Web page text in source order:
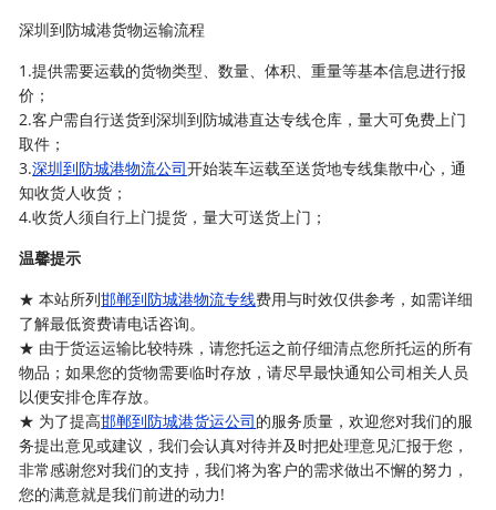
深圳到防城港货物运输流程
1.提供需要运载的货物类型、数量、体积、重量等基本信息进行报
价；
2.客户需自行送货到深圳到防城港直达专线仓库，量大可免费上门
取件；
3.深圳到防城港物流公司开始装车运载至送货地专线集散中心，通
知收货人收货；
4.收货人须自行上门提货，量大可送货上门；
温馨提示
★ 本站所列邯郸到防城港物流专线费用与时效仅供参考，如需详细
了解最低资费请电话咨询。
★ 由于货运运输比较特殊，请您托运之前仔细清点您所托运的所有
物品；如果您的货物需要临时存放，请尽早最快通知公司相关人员
以便安排仓库存放。
★ 为了提高邯郸到防城港货运公司的服务质量，欢迎您对我们的服
务提出意见或建议，我们会认真对待并及时把处理意见汇报于您，
非常感谢您对我们的支持，我们将为客户的需求做出不懈的努力，
您的满意就是我们前进的动力!